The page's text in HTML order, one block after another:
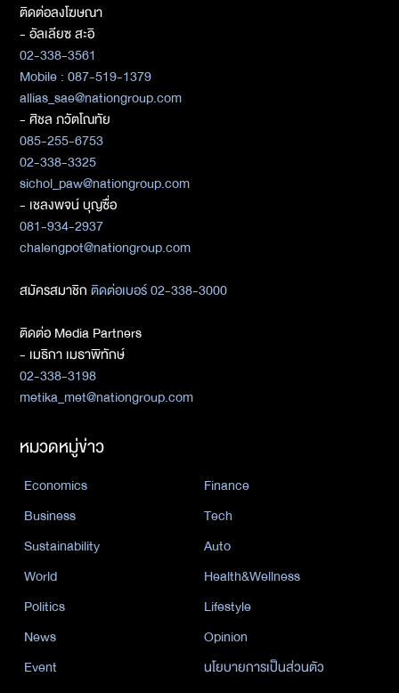
ติดต่อลงโฆษณา
- อัลเลียซ สะอิ
02-338-3561
Mobile : 087-519-1379
allias_sae@nationgroup.com
- ศิชล ภวัตโณทัย
085-255-6753
02-338-3325
sichol_paw@nationgroup.com
- เชลงพจน์ บุญซื่อ
081-934-2937
chalengpot@nationgroup.com
สมัครสมาชิกติดต่อเบอร์ 02-338-3000
ติดต่อ Media Partners
- เมธิกา เมธาพิทักษ์
02-338-3198
metika_met@nationgroup.com
หมวดหมู่ข่าว
Economics
Finance
Business
Tech
Sustainability
Auto
World
Health&Wellness
Politics
Lifestyle
News
Opinion
Event
นโยบายการเป็นส่วนตัว